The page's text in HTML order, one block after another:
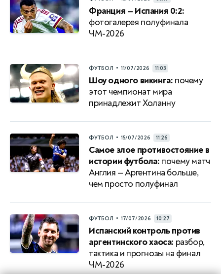
Франция — Испания 0:2:
фотогалерея полуфинала
ЧМ-2026
ФУТБОЛ • 11/07/2026 11:03
Шоу одного викинга: почему
этот чемпионат мира
принадлежит Холанну
ФУТБОЛ • 15/07/2026 11:26
Самое злое противостояние в
истории футбола: почему матч
Англия — Аргентина больше,
чем просто полуфинал
ФУТБОЛ • 17/07/2026 10:27
Испанский контроль против
аргентинского хаоса: разбор,
тактика и прогнозы на финал
ЧМ-2026